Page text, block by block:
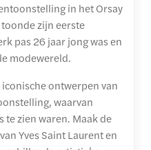
in het Orsay
toonde zijn eerste
pas 26 jaar jong was en
modewereld.
ontwerpen van
waarvan
zien waren. Maak de
Yves Saint Laurent en